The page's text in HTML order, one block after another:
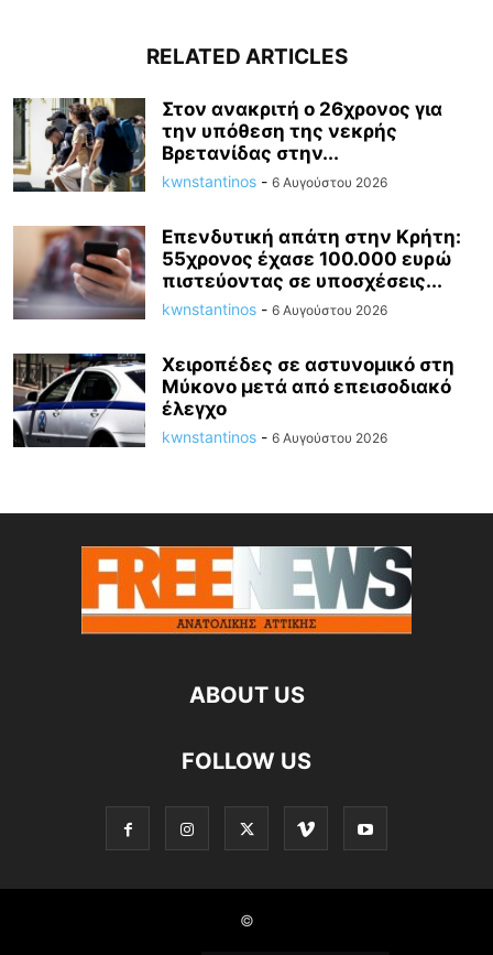
RELATED ARTICLES
Στον ανακριτή ο 26χρονος για
την υπόθεση της νεκρής
Βρετανίδας στην...
kwnstantinos - 6 Αυγούστου 2026
Επενδυτική απάτη στην Κρήτη:
55χρονος έχασε 100.000 ευρώ
πιστεύοντας σε υποσχέσεις...
kwnstantinos - 6 Αυγούστου 2026
Χειροπέδες σε αστυνομικό στη
Μύκονο μετά από επεισοδιακό
έλεγχο
kwnstantinos - 6 Αυγούστου 2026
ABOUT US
FOLLOW US
©